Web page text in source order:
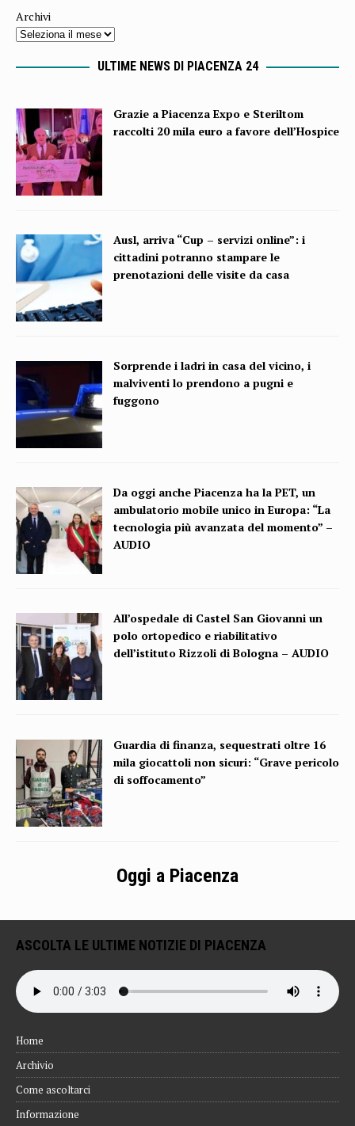
Archivi
ULTIME NEWS DI PIACENZA 24
Grazie a Piacenza Expo e Steriltom
raccolti 20 mila euro a favore dell’Hospice
Ausl, arriva “Cup – servizi online”: i
cittadini potranno stampare le
prenotazioni delle visite da casa
Sorprende i ladri in casa del vicino, i
malviventi lo prendono a pugni e
fuggono
Da oggi anche Piacenza ha la PET, un
ambulatorio mobile unico in Europa: “La
tecnologia più avanzata del momento” –
AUDIO
All’ospedale di Castel San Giovanni un
polo ortopedico e riabilitativo
dell’istituto Rizzoli di Bologna – AUDIO
Guardia di finanza, sequestrati oltre 16
mila giocattoli non sicuri: “Grave pericolo
di soffocamento”
Oggi a Piacenza
ASCOLTA LE ULTIME NOTIZIE DI PIACENZA
Home
Archivio
Come ascoltarci
Informazione